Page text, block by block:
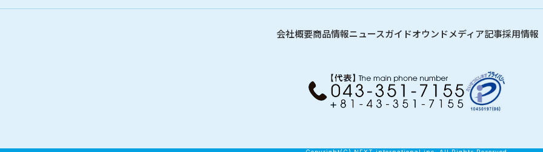
会社概要商品情報ニュースガイドオウンドメディア記事採用情報